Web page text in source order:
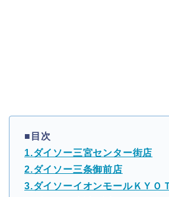
■目次
1.ダイソー三宮センター街店
2.ダイソー三条御前店
3.ダイソーイオンモールＫＹＯ